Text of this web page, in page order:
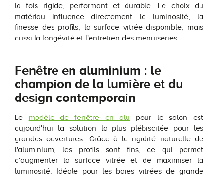
la fois rigide, performant et durable. Le choix du
matériau influence directement la luminosité, la
finesse des profils, la surface vitrée disponible, mais
aussi la longévité et l'entretien des menuiseries.
Fenêtre en aluminium : le
champion de la lumière et du
design contemporain
Le modèle de fenêtre en alu pour le salon est
aujourd'hui la solution la plus plébiscitée pour les
grandes ouvertures. Grâce à la rigidité naturelle de
l'aluminium, les profils sont fins, ce qui permet
d'augmenter la surface vitrée et de maximiser la
luminosité. Idéale pour les baies vitrées de grande